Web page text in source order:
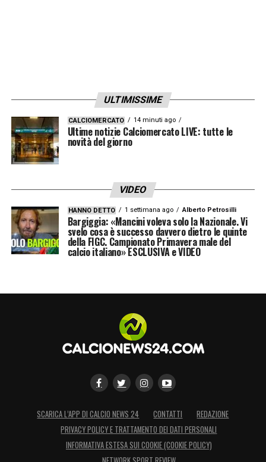
ULTIMISSIME
CALCIOMERCATO 14 minuti ago
Ultime notizie Calciomercato LIVE: tutte le
novità del giorno
VIDEO
HANNO DETTO 1 settimana ago Alberto Petrosilli
Bargiggia: «Mancini voleva solo la Nazionale. Vi
svelo cosa è successo davvero dietro le quinte
della FIGC. Campionato Primavera male del
calcio italiano» ESCLUSIVA e VIDEO
SCARICA L’APP DI CALCIO NEWS 24 CONTATTI
REDAZIONE
PRIVACY POLICY E TRATTAMENTO DEI DATI PERSONALI
INFORMATIVA ESTESA SUI COOKIE (COOKIE POLICY)